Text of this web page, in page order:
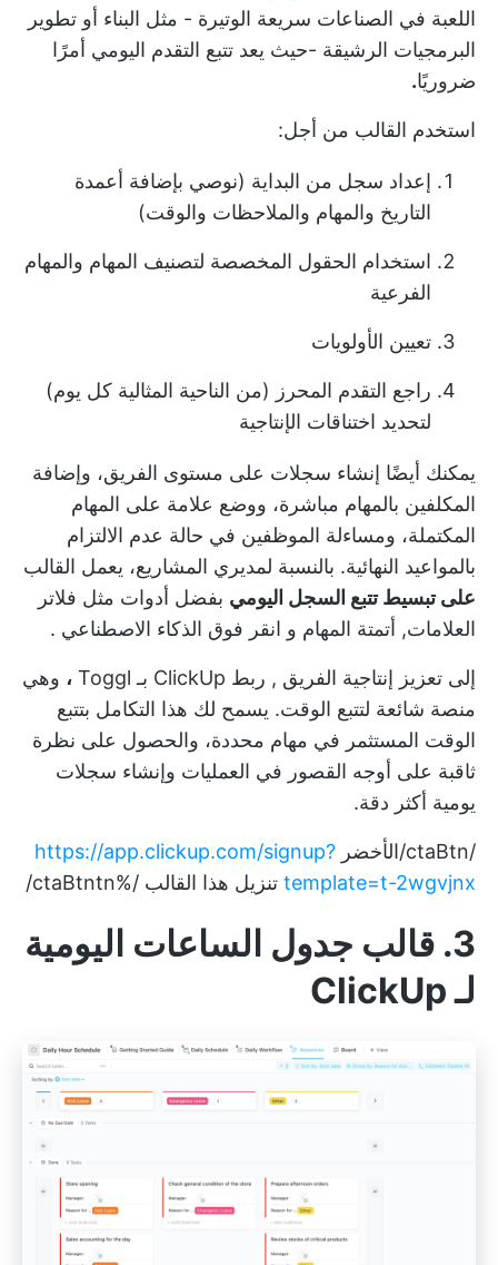
اللعبة في الصناعات سريعة الوتيرة - مثل البناء أو تطوير
البرمجيات الرشيقة -حيث يعد تتبع التقدم اليومي أمرًا
ضروريًا.
استخدم القالب من أجل:
إعداد سجل من البداية (نوصي بإضافة أعمدة
التاريخ والمهام والملاحظات والوقت)
استخدام الحقول المخصصة لتصنيف المهام والمهام
الفرعية
تعيين الأولويات
راجع التقدم المحرز (من الناحية المثالية كل يوم)
لتحديد اختناقات الإنتاجية
يمكنك أيضًا إنشاء سجلات على مستوى الفريق، وإضافة
المكلفين بالمهام مباشرة، ووضع علامة على المهام
المكتملة، ومساءلة الموظفين في حالة عدم الالتزام
بالمواعيد النهائية. بالنسبة لمديري المشاريع، يعمل القالب
على تبسيط تتبع السجل اليومي بفضل أدوات مثل فلاتر
العلامات, أتمتة المهام و انقر فوق الذكاء الاصطناعي .
إلى تعزيز إنتاجية الفريق , ربط ClickUp بـ Toggl ، وهي
منصة شائعة لتتبع الوقت. يسمح لك هذا التكامل بتتبع
الوقت المستثمر في مهام محددة، والحصول على نظرة
ثاقبة على أوجه القصور في العمليات وإنشاء سجلات
يومية أكثر دقة.
/ctaBtn/الأخضر
https://app.clickup.com/signup?
template=t-2wgvjnx تنزيل هذا القالب /%ctaBtntn/
3. قالب جدول الساعات اليومية
لـ ClickUp